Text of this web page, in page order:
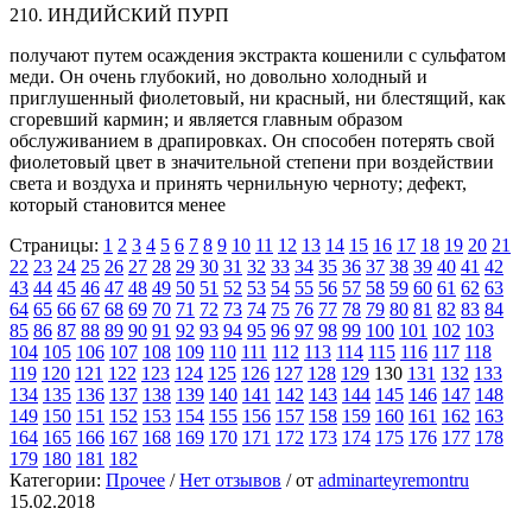
210. ИНДИЙСКИЙ ПУРП
получают путем осаждения экстракта кошенили с сульфатом
меди. Он очень глубокий, но довольно холодный и
приглушенный фиолетовый, ни красный, ни блестящий, как
сгоревший кармин; и является главным образом
обслуживанием в драпировках. Он способен потерять свой
фиолетовый цвет в значительной степени при воздействии
света и воздуха и принять чернильную черноту; дефект,
который становится менее
Страницы: 1 2 3 4 5 6 7 8 9 10 11 12 13 14 15 16 17 18 19 20 21
22 23 24 25 26 27 28 29 30 31 32 33 34 35 36 37 38 39 40 41 42
43 44 45 46 47 48 49 50 51 52 53 54 55 56 57 58 59 60 61 62 63
64 65 66 67 68 69 70 71 72 73 74 75 76 77 78 79 80 81 82 83 84
85 86 87 88 89 90 91 92 93 94 95 96 97 98 99 100 101 102 103
104 105 106 107 108 109 110 111 112 113 114 115 116 117 118
119 120 121 122 123 124 125 126 127 128 129 130 131 132 133
134 135 136 137 138 139 140 141 142 143 144 145 146 147 148
149 150 151 152 153 154 155 156 157 158 159 160 161 162 163
164 165 166 167 168 169 170 171 172 173 174 175 176 177 178
179 180 181 182
Категории: Прочее / Нет отзывов /от adminarteyremontru
15.02.2018